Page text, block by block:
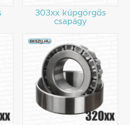
303xx kúpgörgős
csapágy